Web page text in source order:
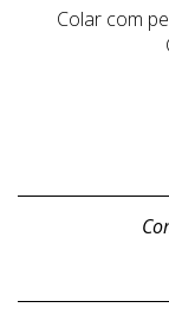
Colar com